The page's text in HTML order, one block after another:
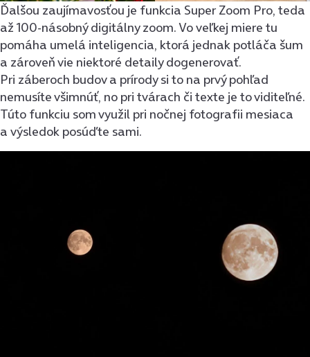
Ďalšou zaujímavosťou je funkcia Super Zoom Pro, teda
až 100-násobný digitálny zoom. Vo veľkej miere tu
pomáha umelá inteligencia, ktorá jednak potláča šum
a zároveň vie niektoré detaily dogenerovať.
Pri záberoch budov a prírody si to na prvý pohľad
nemusíte všimnúť, no pri tvárach či texte je to viditeľné.
Túto funkciu som využil pri nočnej fotografii mesiaca
a výsledok posúďte sami.